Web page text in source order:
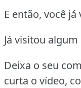
E então, você já
Já visitou
Deixa o seu
curta o vídeo,